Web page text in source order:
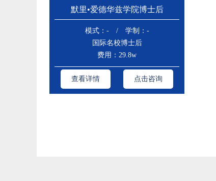
默里•爱德华兹学院博士后
模式：- / 学制：-
国际名校博士后
费用：29.8w
查看详情 点击咨询